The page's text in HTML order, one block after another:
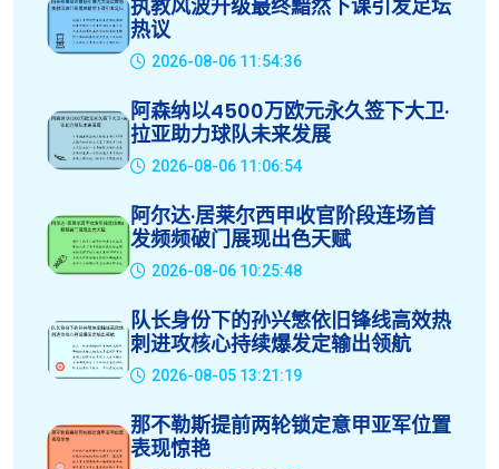
执教风波升级最终黯然下课引发足坛
热议
2026-08-06 11:54:36
阿森纳以4500万欧元永久签下大卫·
拉亚助力球队未来发展
2026-08-06 11:06:54
阿尔达·居莱尔西甲收官阶段连场首
发频频破门展现出色天赋
2026-08-06 10:25:48
队长身份下的孙兴慜依旧锋线高效热
刺进攻核心持续爆发定输出领航
2026-08-05 13:21:19
那不勒斯提前两轮锁定意甲亚军位置
表现惊艳